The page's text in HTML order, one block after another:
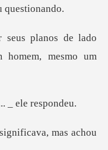
de lado
hom